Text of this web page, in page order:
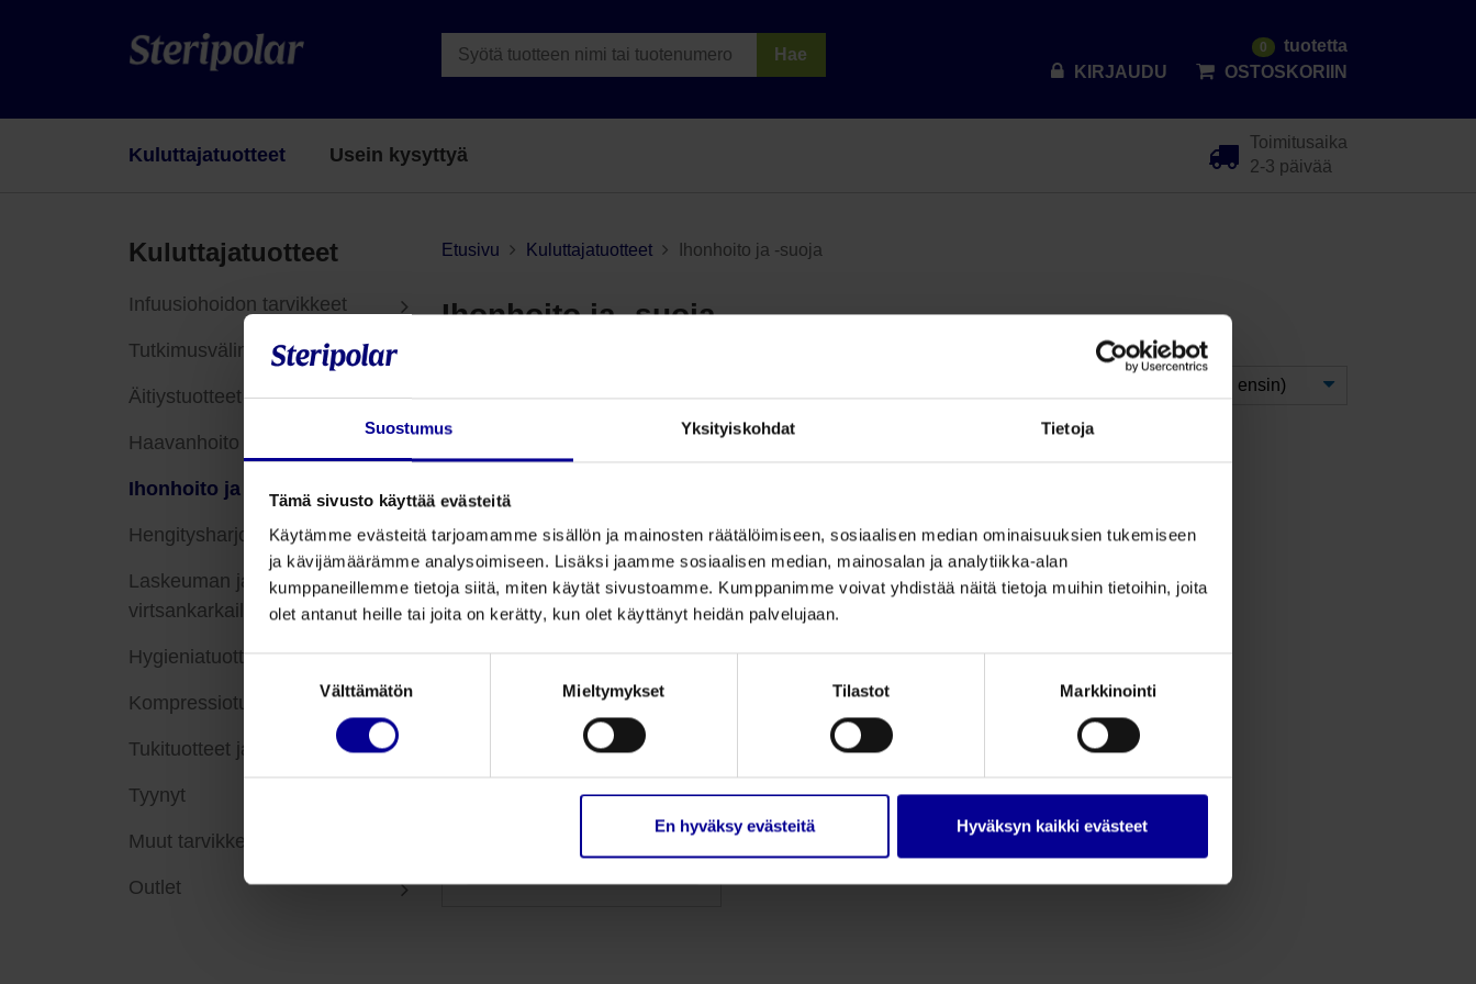
Suostumus Yksityiskohdat Tietoja
Tämä sivusto käyttää evästeitä
Käytämme evästeitä tarjoamamme sisällön ja mainosten räätälöimiseen, sosiaalisen median ominaisuuksien tukemiseen
ja kävijämäärämme analysoimiseen. Lisäksi jaamme sosiaalisen median, mainosalan ja analytiikka-alan
kumppaneillemme tietoja siitä, miten käytät sivustoamme. Kumppanimme voivat yhdistää näitä tietoja muihin tietoihin, joita
olet antanut heille tai joita on kerätty, kun olet käyttänyt heidän palvelujaan.
Suostumuksen
Välttämätön Mieltymykset Tilastot Markkinointi
En hyväksy evästeitä Hyväksyn kaikki evästeet
Hae 0
tuotetta
OSTOSKORIIN
KIRJAUDU
Kuluttajatuotteet Usein kysyttyä
Toimitusaika
2-3 päivää
Kuluttajatuotteet
Infuusiohoidon tarvikkeet
Tutkimusvälineet
Äitiystuotteet
Haavanhoito
Ihonhoito ja -suoja
Hengitysharjoitustuotteet
Laskeuman ja
virtsankarkailun hoito
Hygieniatuotteet
Kompressiotuotteet
Tukituotteet ja tarvikkeet
Tyynyt
Muut tarvikkeet
Outlet
Etusivu Kuluttajatuotteet Ihonhoito ja -suoja
Ihonhoito ja -suoja
haavalle
Myös kosmetiikan ja
painetekstiilin alle
Esim. hypertroofisille
arville, keloideille
Tutustu